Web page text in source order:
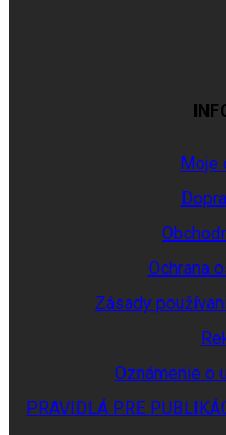
Moje
Ochrana
Zásady
Oznámenie o
PRAVIDLÁ PRE